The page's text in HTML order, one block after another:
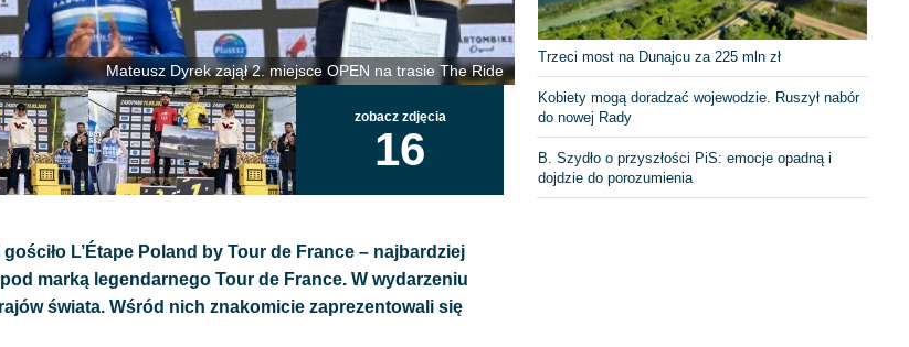
Mateusz Dyrek zajął 2. miejsce OPEN na trasie The Ride
zobacz zdjęcia
16
L’Étape Poland by Tour de France – najbardziej
marką legendarnego Tour de France. W wydarzeniu
świata. Wśród nich znakomicie zaprezentowali się
Trzeci most na Dunajcu za 225 mln zł
Kobiety mogą doradzać wojewodzie. Ruszył nabór
do nowej Rady
B. Szydło o przyszłości PiS: emocje opadną i
dojdzie do porozumienia